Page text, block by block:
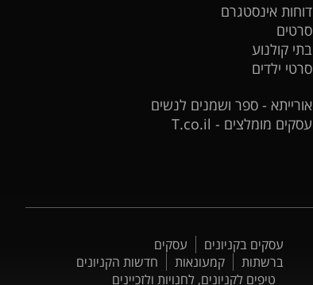
דוחות אינסטגרם
סרטים
בתי קולנוע
סרטי ילדים
אורייתא - ספר ושמנים לנשים
עסקים מומלצים - T.co.il
עסקים בקניונים
עסקים
ברשתות
קמעונאות
חדשות הקניונים
טיפים לקניונים, לחנויות ולזכיינים